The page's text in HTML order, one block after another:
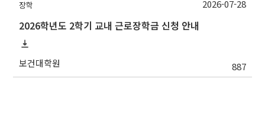
장학
2026학년도 2학기 교내 근로장학금 신청 안내
보건대학원 887
2026-07-28